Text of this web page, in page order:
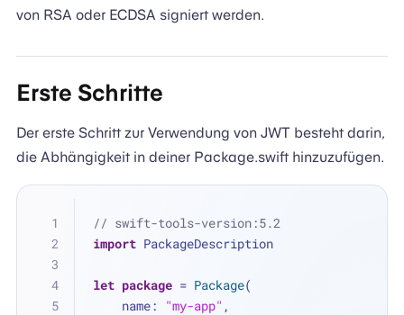
von RSA oder ECDSA signiert werden.
Erste Schritte
Der erste Schritt zur Verwendung von JWT besteht darin,
die Abhängigkeit in deiner Package.swift hinzuzufügen.
// swift-tools-version:5.2
import PackageDescription
let package = Package(
    name:
"my-app" ,